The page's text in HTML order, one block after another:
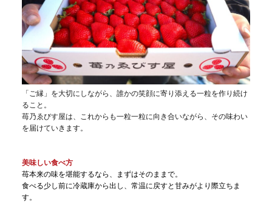
「ご縁」を大切にしながら、誰かの笑顔に寄り添える一粒を作り続け
ること。
苺乃ゑびす屋は、これからも一粒一粒に向き合いながら、その味わい
を届けていきます。
美味しい食べ方
苺本来の味を堪能するなら、まずはそのままで。
食べる少し前に冷蔵庫から出し、常温に戻すと甘みがより際立ちま
す。